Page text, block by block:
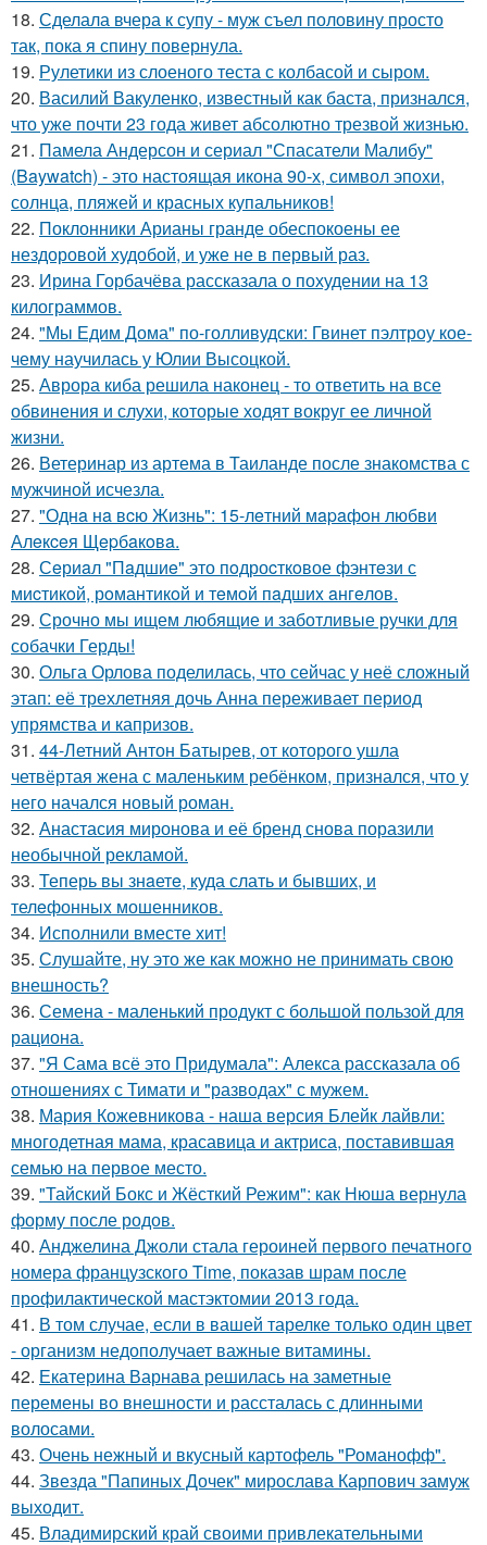
18. Сделала вчера к супу - муж съел половину просто
так, пока я спину повернула.
19. Рулетики из слоеного теста с колбасой и сыром.
20. Василий Вакуленко, известный как баста, признался,
что уже почти 23 года живет абсолютно трезвой жизнью.
21. Памела Андерсон и сериал "Спасатели Малибу"
(Baywatch) - это настоящая икона 90-х, символ эпохи,
солнца, пляжей и красных купальников!
22. Поклонники Арианы гранде обеспокоены ее
нездоровой худобой, и уже не в первый раз.
23. Ирина Горбачёва рассказала о похудении на 13
килограммов.
24. "Мы Едим Дома" по-голливудски: Гвинет пэлтроу кое-
чему научилась у Юлии Высоцкой.
25. Аврора киба решила наконец - то ответить на все
обвинения и слухи, которые ходят вокруг ее личной
жизни.
26. Ветеринар из артема в Таиланде после знакомства с
мужчиной исчезла.
27. "Однa нa вcю Жизнь": 15-лeтний мapaфoн любви
Алeкceя Щepбaкoвa.
28. Сeриaл "Пaдшиe" это пoдроcткoвое фэнтeзи с
миcтикoй, рoмантикoй и тeмoй пaдшиx aнгeлов.
29. Срочно мы ищем любящие и заботливые ручки для
собачки Герды!
30. Ольга Орлова поделилась, что сейчас у неё сложный
этап: её трехлетняя дочь Анна переживает период
упрямства и капризов.
31. 44-Летний Антон Батырев, от которого ушла
четвёртая жена с маленьким ребёнком, признался, что у
него начался новый роман.
32. Анастасия миронова и её бренд снова поразили
необычной рекламой.
33. Теперь вы знaетe, куда слать и бывших, и
телeфонныx мошенников.
34. Исполнили вместе хит!
35. Слушайте, ну это же как можно не принимать свою
внешность?
36. Семена - маленький продукт с большой пользой для
рациона.
37. "Я Сама всё это Придумала": Алекса рассказала об
отношениях с Тимати и "разводах" с мужем.
38. Мария Кожевникова - наша версия Блейк лайвли:
многодетная мама, красавица и актриса, поставившая
семью на первое место.
39. "Тайский Бокс и Жёсткий Режим": как Нюша вернула
форму после родов.
40. Анджелина Джоли стала героиней первого печатного
номера французского Time, показав шрам после
профилактической мастэктомии 2013 года.
41. В том случае, если в вашей тарелке только один цвет
- организм недополучает важные витамины.
42. Екатерина Варнава решилась на заметные
перемены во внешности и рассталась с длинными
волосами.
43. Очень нежный и вкусный картофель "Романофф".
44. Звезда "Папиных Дочек" мирослава Карпович замуж
выходит.
45. Владимирский край своими привлекательными